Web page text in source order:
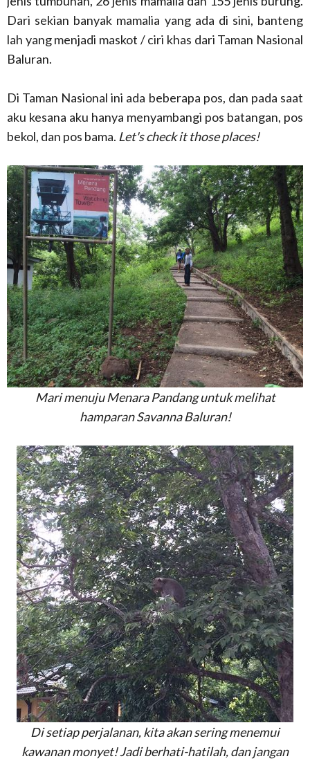
Dari sekian banyak mamalia yang ada di sini, banteng
lah yang menjadi maskot / ciri khas dari Taman Nasional
Baluran.
Di Taman Nasional ini ada beberapa pos, dan pada saat
aku kesana aku hanya menyambangi pos batangan, pos
bekol, dan pos bama. Let's check it those places!
Mari menuju Menara Pandang untuk melihat
hamparan Savanna Baluran!
Di setiap perjalanan, kita akan sering menemui
kawanan monyet! Jadi berhati-hatilah, dan jangan